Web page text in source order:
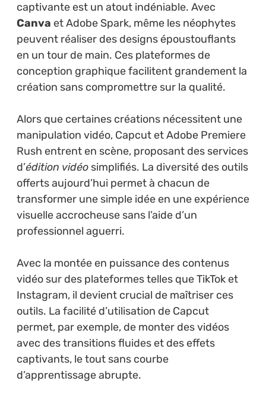
captivante est un atout indéniable. Avec
Canva et Adobe Spark, même les néophytes
peuvent réaliser des designs époustouflants
en un tour de main. Ces plateformes de
conception graphique facilitent grandement la
création sans compromettre sur la qualité.
Alors que certaines créations nécessitent une
manipulation vidéo, Capcut et Adobe Premiere
Rush entrent en scène, proposant des services
d’édition vidéosimplifiés. La diversité des outils
offerts aujourd’hui permet à chacun de
transformer une simple idée en une expérience
visuelle accrocheuse sans l’aide d’un
professionnel aguerri.
Avec la montée en puissance des contenus
vidéo sur des plateformes telles que TikTok et
Instagram, il devient crucial de maîtriser ces
outils. La facilité d’utilisation de Capcut
permet, par exemple, de monter des vidéos
avec des transitions fluides et des effets
captivants, le tout sans courbe
d’apprentissage abrupte.